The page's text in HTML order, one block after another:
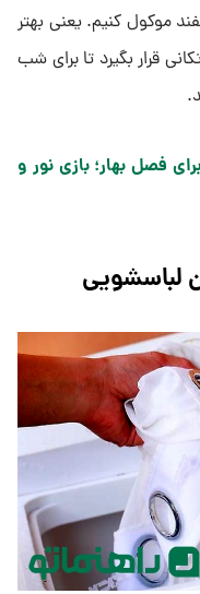
موکول کنیم. یعنی بهتر
قرار بگیرد تا برای شب
فصل بهار؛ بازی نور و
لباسشویی